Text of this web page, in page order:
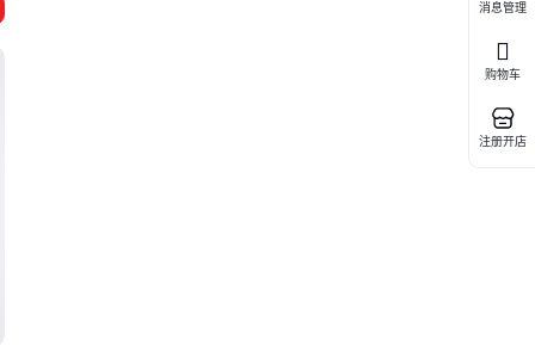
消息管理
购物车
注册开店